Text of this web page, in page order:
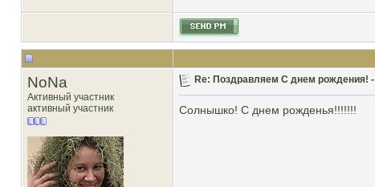
NoNa
Активный участник
активный участник
Re: Поздравляем С днем рождения! -
Солнышко! С днем рожденья!!!!!!!